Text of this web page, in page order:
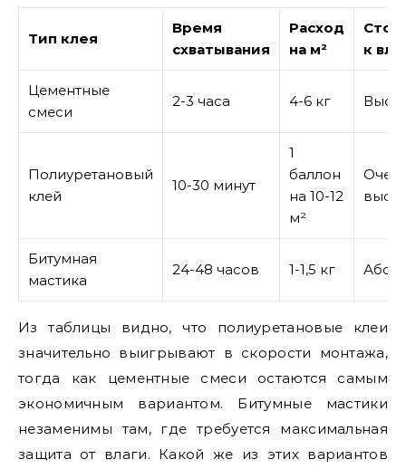
Тип клея
Время
схватывания
Расход
на м²
к
Цементные
смеси
2-3 часа 4-6 кг
Полиуретановый
клей
10-30 минут
1
баллон
на 10-12
м²
Битумная
мастика
24-48 часов 1-1,5 кг
Из таблицы видно, что полиуретановые клеи
значительно выигрывают в скорости монтажа,
тогда как цементные смеси остаются самым
экономичным вариантом. Битумные мастики
незаменимы там, где требуется максимальная
защита от влаги. Какой же из этих вариантов